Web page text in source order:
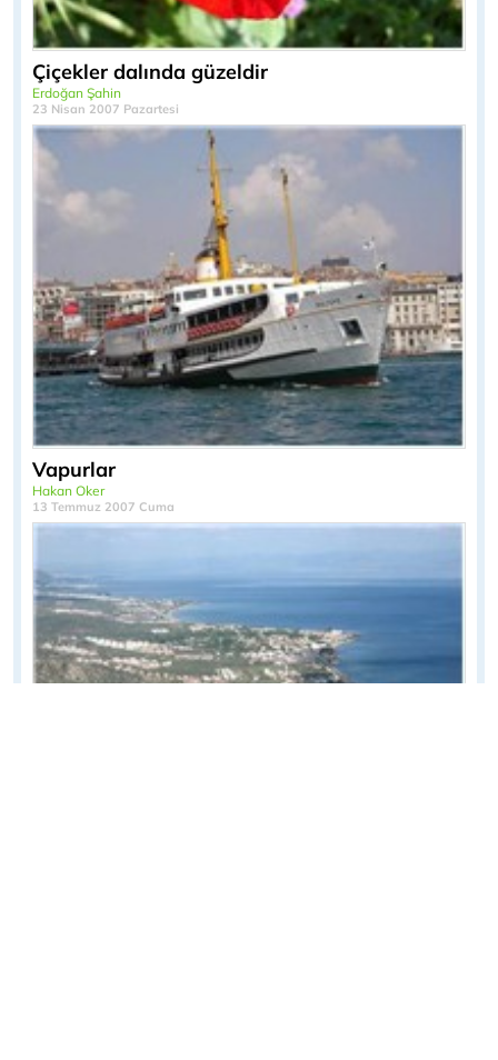
Çiçekler dalında güzeldir
Erdoğan Şahin
23 Nisan 2007 Pazartesi
Vapurlar
Hakan Oker
13 Temmuz 2007 Cuma